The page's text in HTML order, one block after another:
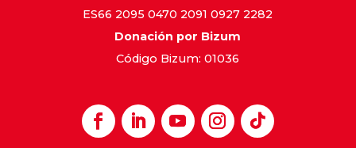
ES66 2095 0470 2091 0927 2282
Donación por Bizum
Código Bizum: 01036